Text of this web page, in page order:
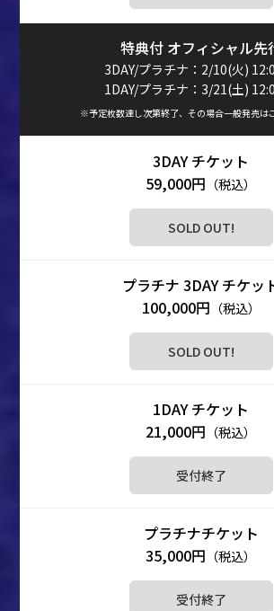
特典付 オフィシャル先
3DAY/プラチナ：2/10(火)
1DAY/プラチナ：3/21(土)
※予定枚数達し次第終了、その場合一般発売は
59,000円 （税込）
SOLD OUT!
100,000円 （税込）
SOLD OUT!
21,000円 （税込）
受付終了
35,000円 （税込）
受付終了